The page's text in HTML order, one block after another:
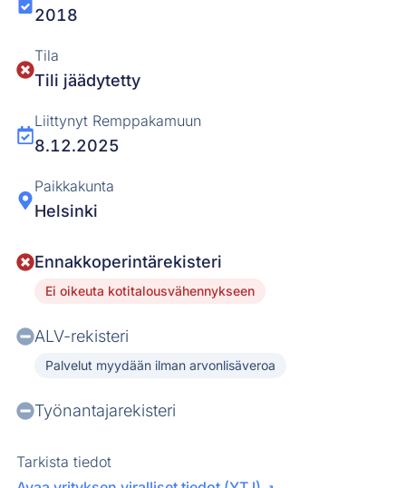
2018
Tila
Tili jäädytetty
Liittynyt Remppakamuun
8.12.2025
Paikkakunta
Helsinki
Ennakkoperintärekisteri
Ei oikeuta kotitalousvähennykseen
ALV-rekisteri
Palvelut myydään ilman arvonlisäveroa
Työnantajarekisteri
Tarkista tiedot